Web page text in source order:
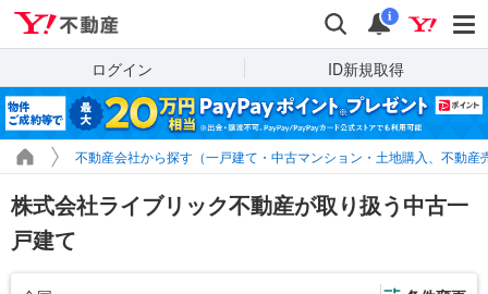
検索 通知
i
ログイン ID新規取得
不動産会社から探す（一戸建て・中古マンション・土地購入、不動産
株式会社ライブリック不動産が取り扱う中古一
戸建て